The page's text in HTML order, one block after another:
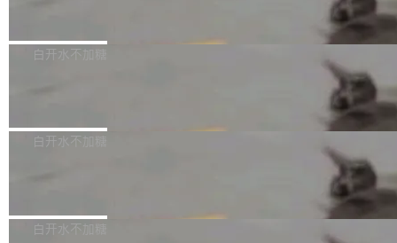
不得生成涉及安全性的关键变更，除非作者本身
36个月。 公告显示，本次宇树科技战略配售对
员工参与设立的专项资产管理计划。其中，Dee
获配9...
Bug fixes and enhancements 修复多次传递同
一个回归问题，该问题导致拉取镜像时会拒绝包
题，该问题可能导致在旧版 Linux 内核...
白开水不加糖
e 孵化器项目管理委员会（IPMC）投票中获得
P）！这一里程碑不仅标志着 Fluss 迈入新的发
白开水不加糖
长期停止内容更新，未能实现其作为“AI版维基百
白开水不加糖